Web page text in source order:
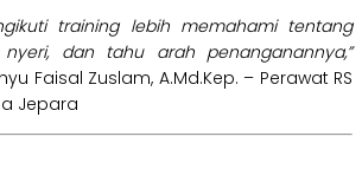
training lebih memahami tentang
dan tahu arah penanganannya,”
Faisal Zuslam, A.Md.Kep. – Perawat RS
Jepara